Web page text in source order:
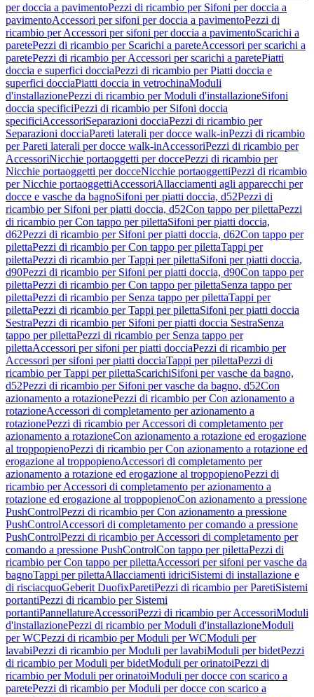
per doccia a pavimentoPezzi di ricambio per Sifoni per doccia a
pavimentoAccessori per sifoni per doccia a pavimentoPezzi di
ricambio per Accessori per sifoni per doccia a pavimentoScarichi a
paretePezzi di ricambio per Scarichi a pareteAccessori per scarichi a
paretePezzi di ricambio per Accessori per scarichi a paretePiatti
doccia e superfici docciaPezzi di ricambio per Piatti doccia e
superfici docciaPiatti doccia in vetrochinaModuli
d'installazionePezzi di ricambio per Moduli d'installazioneSifoni
doccia specificiPezzi di ricambio per Sifoni doccia
specificiAccessoriSeparazioni docciaPezzi di ricambio per
Separazioni docciaPareti laterali per docce walk-inPezzi di ricambio
per Pareti laterali per docce walk-inAccessoriPezzi di ricambio per
AccessoriNicchie portaoggetti per doccePezzi di ricambio per
Nicchie portaoggetti per docceNicchie portaoggettiPezzi di ricambio
per Nicchie portaoggettiAccessoriAllacciamenti agli apparecchi per
docce e vasche da bagnoSifoni per piatti doccia, d52Pezzi di
ricambio per Sifoni per piatti doccia, d52Con tappo per pilettaPezzi
di ricambio per Con tappo per pilettaSifoni per piatti doccia,
d62Pezzi di ricambio per Sifoni per piatti doccia, d62Con tappo per
pilettaPezzi di ricambio per Con tappo per pilettaTappi per
pilettaPezzi di ricambio per Tappi per pilettaSifoni per piatti doccia,
d90Pezzi di ricambio per Sifoni per piatti doccia, d90Con tappo per
pilettaPezzi di ricambio per Con tappo per pilettaSenza tappo per
pilettaPezzi di ricambio per Senza tappo per pilettaTappi per
pilettaPezzi di ricambio per Tappi per pilettaSifoni per piatti doccia
SestraPezzi di ricambio per Sifoni per piatti doccia SestraSenza
tappo per pilettaPezzi di ricambio per Senza tappo per
pilettaAccessori per sifoni per piatti docciaPezzi di ricambio per
Accessori per sifoni per piatti docciaTappi per pilettaPezzi di
ricambio per Tappi per pilettaScarichiSifoni per vasche da bagno,
d52Pezzi di ricambio per Sifoni per vasche da bagno, d52Con
azionamento a rotazionePezzi di ricambio per Con azionamento a
rotazioneAccessori di completamento per azionamento a
rotazionePezzi di ricambio per Accessori di completamento per
azionamento a rotazioneCon azionamento a rotazione ed erogazione
al troppopienoPezzi di ricambio per Con azionamento a rotazione ed
erogazione al troppopienoAccessori di completamento per
azionamento a rotazione ed erogazione al troppopienoPezzi di
ricambio per Accessori di completamento per azionamento a
rotazione ed erogazione al troppopienoCon azionamento a pressione
PushControlPezzi di ricambio per Con azionamento a pressione
PushControlAccessori di completamento per comando a pressione
PushControlPezzi di ricambio per Accessori di completamento per
comando a pressione PushControlCon tappo per pilettaPezzi di
ricambio per Con tappo per pilettaAccessori per sifoni per vasche da
bagnoTappi per pilettaAllacciamenti idriciSistemi di installazione e
di risciacquoGeberit DuofixParetiPezzi di ricambio per ParetiSistemi
portantiPezzi di ricambio per Sistemi
portantiPannellatureAccessoriPezzi di ricambio per AccessoriModuli
d'installazionePezzi di ricambio per Moduli d'installazioneModuli
per WCPezzi di ricambio per Moduli per WCModuli per
lavabiPezzi di ricambio per Moduli per lavabiModuli per bidetPezzi
di ricambio per Moduli per bidetModuli per orinatoiPezzi di
ricambio per Moduli per orinatoiModuli per docce con scarico a
paretePezzi di ricambio per Moduli per docce con scarico a